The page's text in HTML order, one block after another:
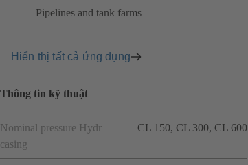
Pipelines and tank farms
Hiển thị tất cả ứng dụng
Thông tin kỹ thuật
Nominal pressure Hydr
casing
CL 150, CL 300, CL 600